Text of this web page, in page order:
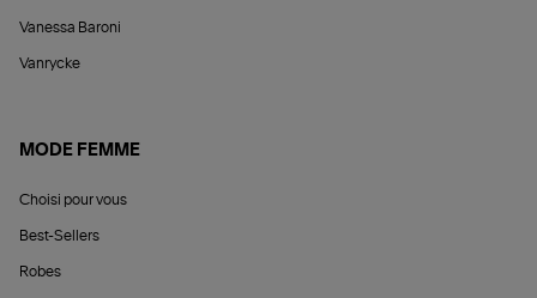
Vanessa Baroni
Vanrycke
MODE FEMME
Choisi pour vous
Best-Sellers
Robes